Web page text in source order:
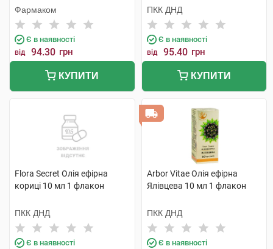
Фармаком
Є в наявності
від 94.30 грн
КУПИТИ
ПКК ДНД
Є в наявності
від 95.40 грн
КУПИТИ
Flora Secret Олія ефірна
кориці 10 мл 1 флакон
ПКК ДНД
Є в наявності
Arbor Vitae Олія ефірна
Ялівцева 10 мл 1 флакон
ПКК ДНД
Є в наявності